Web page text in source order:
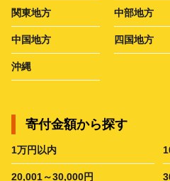
関東地方 中部地方
中国地方 四国地方
沖縄
寄付金額から探す
1万円以内
20,001～30,000円